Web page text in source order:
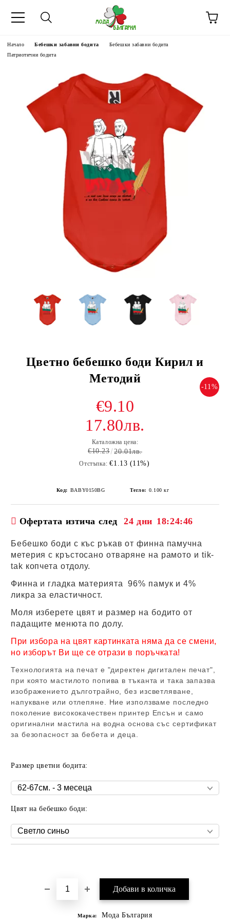
Начало Бебешки забавни бодита
Бебешки забавни бодита
Патриотични бодита
Цветно бебешко боди Кирил и
Методий
-11%
€9.10
17.80лв.
Каталожна цена:
€10.23 20.01лв.
Отстъпка: €1.13 (11%)
Код: BABY0150BG Тегло: 0.100 кг
Офертата изтича след 24 дни 18:24:46
Бебешко боди с къс ръкав от финна памучна
метерия с кръстосано отваряне на рамото и tik-
tak копчета отдолу.
Финна и гладка материята 96% памук и 4%
ликра за еластичност.
Моля изберете цвят и размер на бодито от
падащите менюта по долу.
При избора на цвят картинката няма да се смени,
но изборът Ви ще се отрази в поръчката!
Технологията на печат е "директен дигитален печат",
при която мастилото попива в тъканта и така запазва
изображението дълготрайно, без изсветляване,
напукване или отлепяне. Ние използваме последно
поколение висококачествен принтер Епсън и само
оригинални мастила на водна основа със сертификат
за безопасност за бебета и деца.
Размер цветни бодита:
Цвят на бебешко боди:
Марка: Мода България